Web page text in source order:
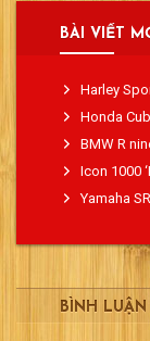
BÀI VIẾT
Harley
Honda
BMW R
Icon 1000
Yamaha
BÌNH